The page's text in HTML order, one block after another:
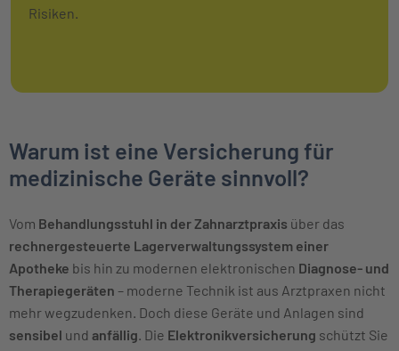
Risiken.
Warum ist eine Versicherung für
medizinische Geräte sinnvoll?
Vom Behandlungsstuhl in der Zahnarztpraxis über das
rechnergesteuerte Lagerverwaltungssystem einer
Apotheke bis hin zu modernen elektronischen Diagnose- und
Therapiegeräten – moderne Technik ist aus Arztpraxen nicht
mehr wegzudenken. Doch diese Geräte und Anlagen sind
sensibel und anfällig . Die Elektronikversicherung schützt Sie